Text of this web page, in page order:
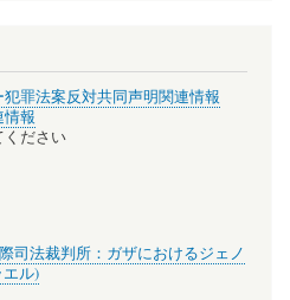
罪法案反対共同声明関連情報
情報
ください
司法裁判所：ガザにおけるジェノ
ル)